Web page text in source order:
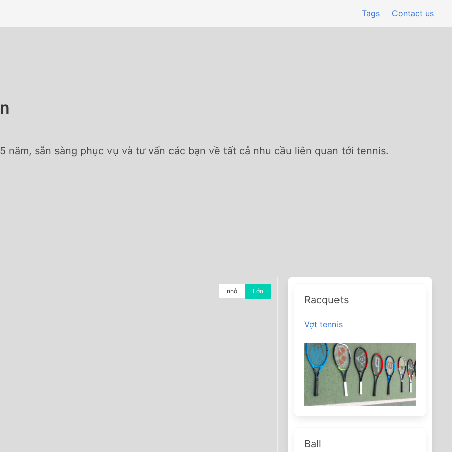
Tags Contact us
năm, sẵn sàng phục vụ và tư vấn các bạn về tất cả nhu cầu liên quan tới tennis.
nhỏ Lớn
Racquets
Vợt tennis
Ball